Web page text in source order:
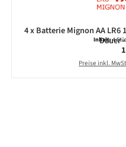
4 x Batterie Mignon AA LR6
Dauer
Inhalt:4
Preise inkl.